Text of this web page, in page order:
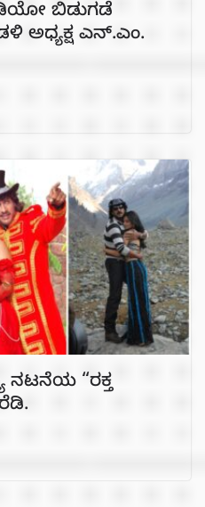
ಬಿಡುಗಡೆ
ಅಧ್ಯಕ್ಷ ಎನ್.ಎಂ.
ನಟನೆಯ “ರಕ್ತ